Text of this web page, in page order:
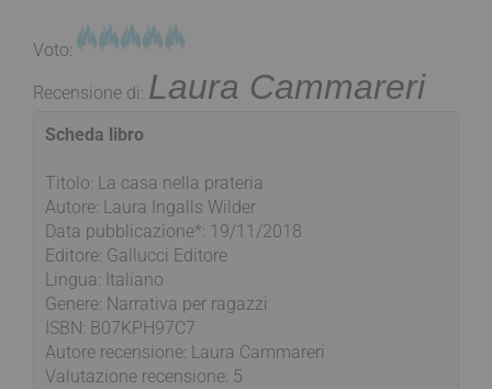
Voto:
Recensione di: Laura Cammareri
Scheda libro
Titolo: La casa nella prateria
Autore: Laura Ingalls Wilder
Data pubblicazione*: 19/11/2018
Editore: Gallucci Editore
Lingua: Italiano
Genere: Narrativa per ragazzi
ISBN: B07KPH97C7
Autore recensione: Laura Cammareri
Valutazione recensione: 5